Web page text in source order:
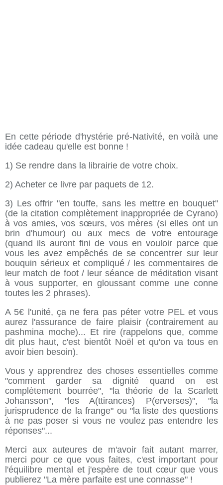
En cette période d'hystérie pré-Nativité, en voilà une
idée cadeau qu'elle est bonne !
1) Se rendre dans la librairie de votre choix.
2) Acheter ce livre par paquets de 12.
3) Les offrir "en touffe, sans les mettre en bouquet"
(de la citation complètement inappropriée de Cyrano)
à vos amies, vos sœurs, vos mères (si elles ont un
brin d'humour) ou aux mecs de votre entourage
(quand ils auront fini de vous en vouloir parce que
vous les avez empêchés de se concentrer sur leur
bouquin sérieux et compliqué / les commentaires de
leur match de foot / leur séance de méditation visant
à vous supporter, en gloussant comme une conne
toutes les 2 phrases).
A 5€ l'unité, ça ne fera pas péter votre PEL et vous
aurez l'assurance de faire plaisir (contrairement au
pashmina moche)... Et rire (rappelons que, comme
dit plus haut, c'est bientôt Noël et qu'on va tous en
avoir bien besoin).
Vous y apprendrez des choses essentielles comme
"comment garder sa dignité quand on est
complètement bourrée", "la théorie de la Scarlett
Johansson", "les A(ttirances) P(erverses)", "la
jurisprudence de la frange" ou "la liste des questions
à ne pas poser si vous ne voulez pas entendre les
réponses"...
Merci aux auteures de m'avoir fait autant marrer,
merci pour ce que vous faites, c'est important pour
l'équilibre mental et j'espère de tout cœur que vous
publierez "La mère parfaite est une connasse" !